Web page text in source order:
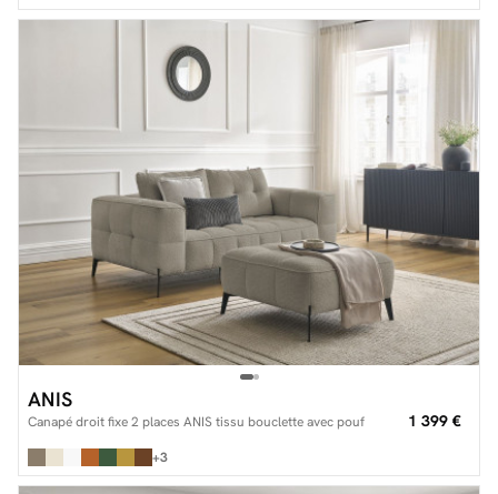
ANIS
Canapé droit fixe 2 places ANIS tissu bouclette avec pouf 1 399 €
+3